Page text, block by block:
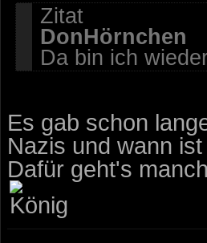
Zitat
DonHörnchen
Da bin ich
Es gab schon
Nazis und wann
Dafür geht's